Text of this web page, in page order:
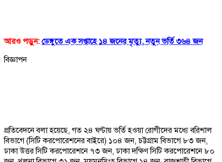
আরও পড়ুন: ডেঙ্গুতে এক সপ্তাহে ১৪ জনের মৃত্যু, নতুন ভর্তি ৩৬৪ জন
বিজ্ঞাপন
প্রতিবেদনে বলা হয়েছে, গত ২৪ ঘণ্টায় ভর্তি হওয়া রোগীদের মধ্যে বরিশাল
বিভাগে (সিটি করপোরেশনের বাইরে) ১০৪ জন, চট্টগ্রাম বিভাগে ৮৩ জন,
ঢাকা উত্তর সিটি করপোরেশনে ৭৩ জন, ঢাকা দক্ষিণ সিটি করপোরেশনে ৮০